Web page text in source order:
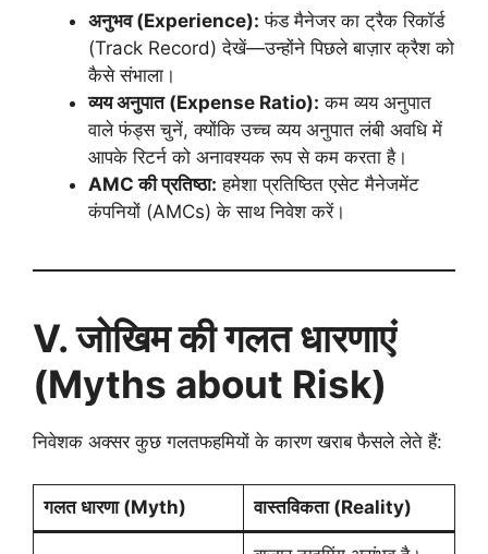
अनुभव (Experience): फंड मैनेजर का ट्रैक रिकॉर्ड
(Track Record) देखें—उन्होंने पिछले बाज़ार क्रैश को
कैसे संभाला।
व्यय अनुपात (Expense Ratio): कम व्यय अनुपात
वाले फंड्स चुनें, क्योंकि उच्च व्यय अनुपात लंबी अवधि में
आपके रिटर्न को अनावश्यक रूप से कम करता है।
AMCकी प्रतिष्ठा: हमेशा प्रतिष्ठित एसेट मैनेजमेंट
कंपनियों (AMCs) के साथ निवेश करें।
V.जोखिम की गलत धारणाएं
(Myths about Risk)
निवेशक अक्सर कुछ गलतफहमियों के कारण खराब फैसले लेते हैं:
गलत धारणा (Myth) वास्तविकता (Reality)